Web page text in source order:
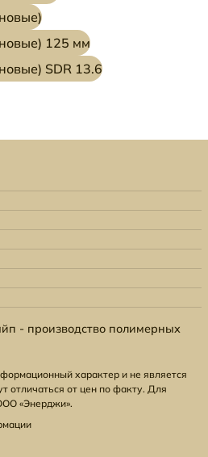
125 мм
SDR 13.6
- производство полимерных
характер и не является
отличаться от цен по факту. Для
«Энерджи».